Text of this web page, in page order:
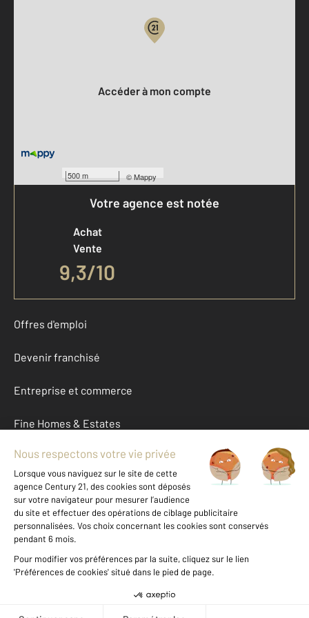
500 m ©Mappy
Accéder à mon compte
Votre agence est notée
Achat
Vente
9,3/10
Offres d'emploi
Devenir franchisé
Entreprise et commerce
Fine Homes & Estates
À propos
International
Nous contacter
Données personnelles